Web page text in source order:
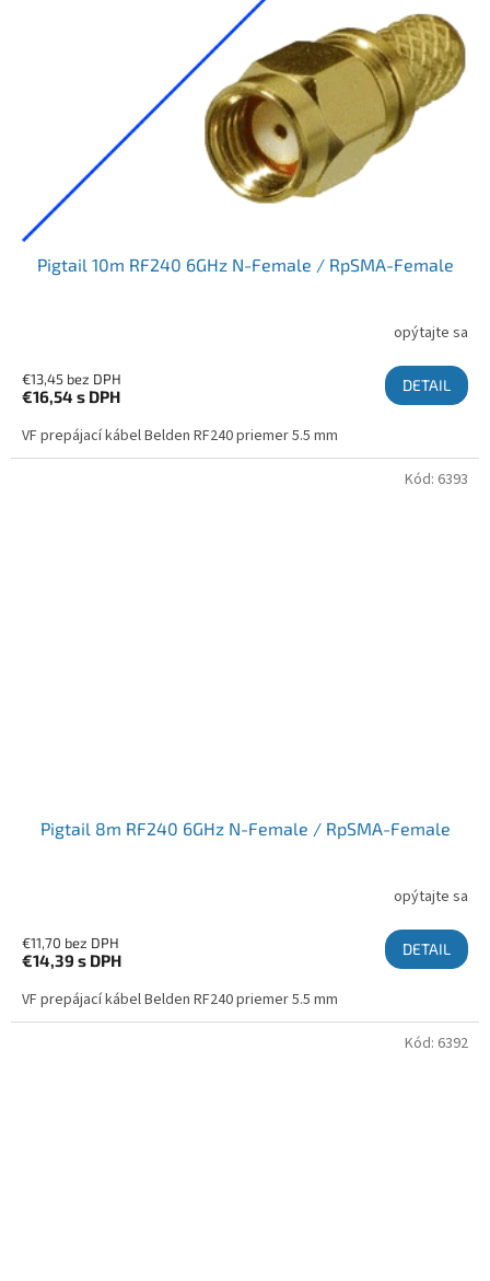
Pigtail 10m RF240 6GHz N-Female / RpSMA-Female
opýtajte sa
€13,45 bez DPH
€16,54 s DPH
DETAIL
VF prepájací kábel Belden RF240 priemer 5.5 mm
Pigtail 8m RF240 6GHz N-Female / RpSMA-Female
opýtajte sa
€11,70 bez DPH
€14,39 s DPH
DETAIL
VF prepájací kábel Belden RF240 priemer 5.5 mm
Kód: 6393
Kód: 6392